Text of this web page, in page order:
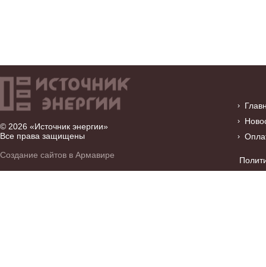
© 2026 «Источник энергии»
Все права защищены
Создание сайтов в Армавире